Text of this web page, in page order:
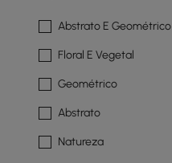
Abstrato E Geométrico
Floral E Vegetal
Geométrico
Abstrato
Natureza